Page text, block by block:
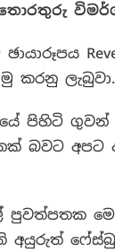
කරනු ලැබුවා.
පිහිටි ගුවන්
බවට අපට
පුවත්පතක
අයුරුත්